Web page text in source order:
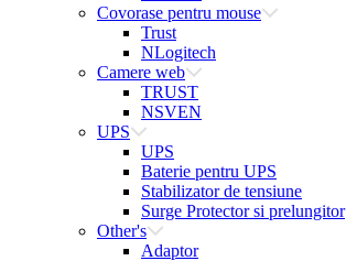
Covorase pentru mouse
Trust
NLogitech
Camere web
TRUST
NSVEN
UPS
UPS
Baterie pentru UPS
Stabilizator de tensiune
Surge Protector si prelungitor
Other's
Adaptor